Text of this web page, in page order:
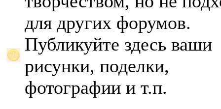
для других форумов.
Публикуйте здесь ваши
рисунки, поделки,
фотографии и т.п.